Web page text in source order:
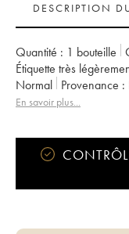
DESCRIPTION
Quantité : 1 bouteille
Étiquette très
Normal
Provenance :
Région :
Bourgogne
En savoir plus...